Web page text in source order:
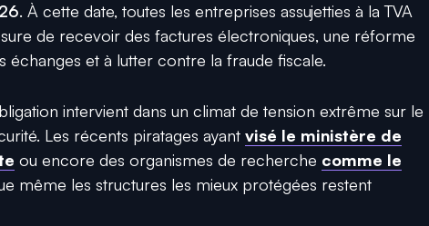
. À cette date, toutes les entreprises assujetties à la TVA
de recevoir des factures électroniques, une réforme
échanges et à lutter contre la fraude fiscale.
intervient dans un climat de tension extrême sur le
Les récents piratages ayant visé le ministère de
ou encore des organismes de recherche comme le
même les structures les mieux protégées restent